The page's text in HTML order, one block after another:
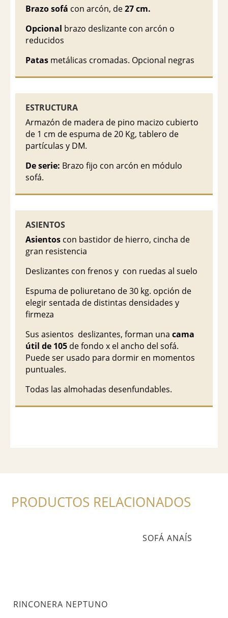
Brazo sofá con arcón, de27 cm.
Opcional brazo deslizante con arcón o
reducidos
Patas metálicas cromadas. Opcional negras
ESTRUCTURA
Armazón de madera de pino macizo cubierto
de 1 cm de espuma de 20 Kg, tablero de
partículas y DM.
De serie: Brazo fijo con arcón en módulo
sofá.
ASIENTOS
Asientos con bastidor de hierro, cincha de
gran resistencia
Deslizantes con frenos y con ruedas al suelo
Espuma de poliuretano de 30 kg. opción de
elegir sentada de distintas densidades y
firmeza
Sus asientos deslizantes, forman unacama
útil de 105 de fondo x el ancho del sofá.
Puede ser usado para dormir en momentos
puntuales.
Todas las almohadas desenfundables.
PRODUCTOS RELACIONADOS
RINCONERA NEPTUNO
SOFÁ ANAÍS